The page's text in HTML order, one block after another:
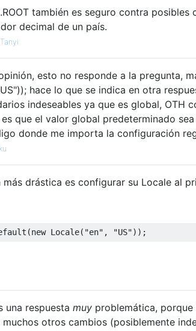
también es seguro contra
decimal de un país.
esto no responde a la pregunta,
hace lo que se indica en otra
indeseables ya que es global, OTH
que el valor global predeterminado
donde me importa la configuración
más drástica es configurar su Locale al
(new Locale( "en" , "US"));
una respuesta muy problemática,
muchos otros cambios (posiblemente